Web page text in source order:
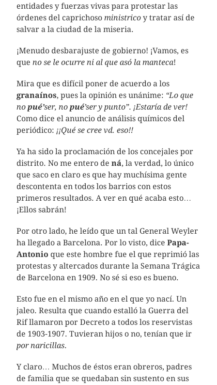
entidades y fuerzas vivas para protestar las
órdenes del caprichoso ministricoy tratar así de
salvar a la ciudad de la miseria.
¡Menudo desbarajuste de gobierno! ¡Vamos, es
que no se le ocurre ni al que asó la manteca!
Mira que es difícil poner de acuerdo a los
granaínos, pues la opinión es unánime: “Lo que
no pué’ser, no pué’ser y punto”. ¡Estaría de ver!
Como dice el anuncio de análisis químicos del
periódico: ¡¡Qué se cree vd. eso!!
Ya ha sido la proclamación de los concejales por
distrito. No me entero de ná, la verdad, lo único
que saco en claro es que hay muchísima gente
descontenta en todos los barrios con estos
primeros resultados. A ver en qué acaba esto…
¡Ellos sabrán!
Por otro lado, he leído que un tal General Weyler
ha llegado a Barcelona. Por lo visto, dice Papa-
Antonio que este hombre fue el que reprimió las
protestas y altercados durante la Semana Trágica
de Barcelona en 1909. No sé si eso es bueno.
Esto fue en el mismo año en el que yo nací. Un
jaleo. Resulta que cuando estalló la Guerra del
Rif llamaron por Decreto a todos los reservistas
de 1903-1907. Tuvieran hijos o no, tenían que ir
por naricillas.
Y claro… Muchos de éstos eran obreros, padres
de familia que se quedaban sin sustento en sus